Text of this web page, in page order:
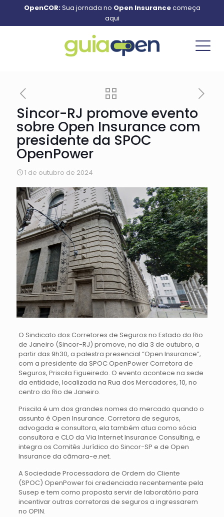
OpenCOR:Sua jornada no Open Insurancecomeça
aqui
Sincor-RJ promove evento
sobre Open Insurance com
presidente da SPOC
OpenPower
1 de outubro de 2024
O Sindicato dos Corretores de Seguros no Estado do Rio
de Janeiro (Sincor-RJ) promove, no dia 3 de outubro, a
partir das 9h30, a palestra presencial “Open Insurance”,
com a presidente da SPOC OpenPower Corretora de
Seguros, Priscila Figueiredo. O evento acontece na sede
da entidade, localizada na Rua dos Mercadores, 10, no
centro do Rio de Janeiro.
Priscila é um dos grandes nomes do mercado quando o
assunto é Open Insurance. Corretora de seguros,
advogada e consultora, ela também atua como sócia
consultora e CLO da Via Internet Insurance Consulting, e
integra os Comitês Jurídico do Sincor-SP e de Open
Insurance da câmara-e.net.
A Sociedade Processadora de Ordem do Cliente
(SPOC) OpenPower foi credenciada recentemente pela
Susep e tem como proposta servir de laboratório para
incentivar outras corretoras de seguros a ingressarem
no OPIN.